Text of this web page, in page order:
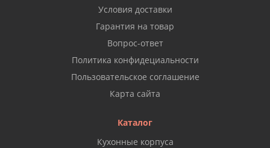
Условия доставки
Гарантия на товар
Вопрос-ответ
Политика конфидециальности
Пользовательское соглашение
Карта сайта
Каталог
Кухонные корпуса